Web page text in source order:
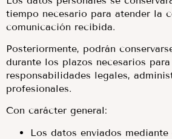
tiempo necesario para atender la
comunicación recibida.
Posteriormente, podrán
durante los plazos necesarios
responsabilidades legales,
profesionales.
Con carácter general:
Los datos enviados